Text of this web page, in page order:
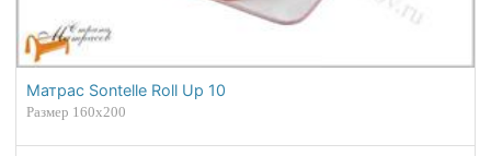
Матрас Sontelle Roll Up 10
Размер 160х200